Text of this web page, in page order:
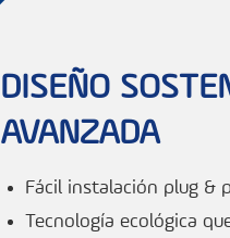
DISEÑO
AVANZADA
Fácil instalación plug &
Tecnología ecológica